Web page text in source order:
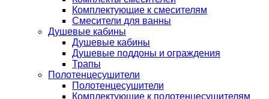
Комплектующие к смесителям
Смесители для ванны
Душевые кабины
Душевые кабины
Душевые поддоны и ограждения
Трапы
Полотенцесушители
Полотенцесушители
Комплектующие к полотенцесушителям